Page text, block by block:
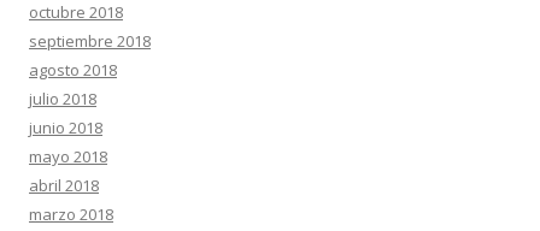
octubre 2018
septiembre 2018
agosto 2018
julio 2018
junio 2018
mayo 2018
abril 2018
marzo 2018